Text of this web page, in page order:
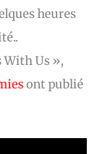
heures
With Us »,
ont publié